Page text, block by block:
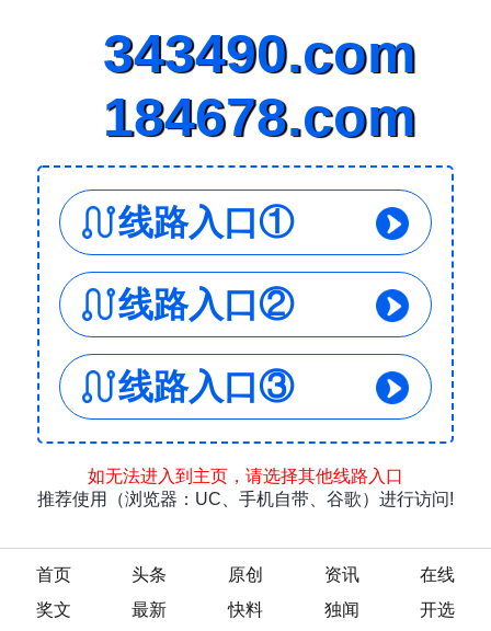
首页 头条 原创 资讯
在线
奖文
最新 快料 独闻 开选